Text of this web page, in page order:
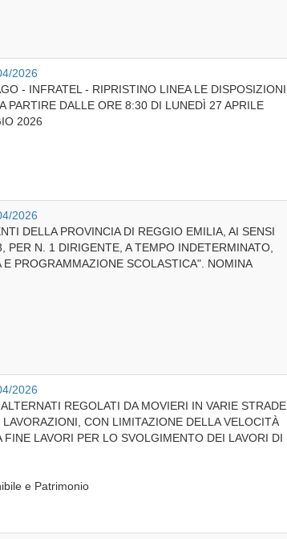
2026
- INFRATEL - RIPRISTINO LINEA LE DISPOSIZIONI
PARTIRE DALLE ORE 8:30 DI LUNEDÌ 27 APRILE
2026
2026
DELLA PROVINCIA DI REGGIO EMILIA, AI SENSI
N. 1 DIRIGENTE, A TEMPO INDETERMINATO,
PROGRAMMAZIONE SCOLASTICA". NOMINA
2026
REGOLATI DA MOVIERI IN VARIE STRADE
CON LIMITAZIONE DELLA VELOCITÀ
LAVORI PER LO SVOLGIMENTO DEI LAVORI DI
e Patrimonio